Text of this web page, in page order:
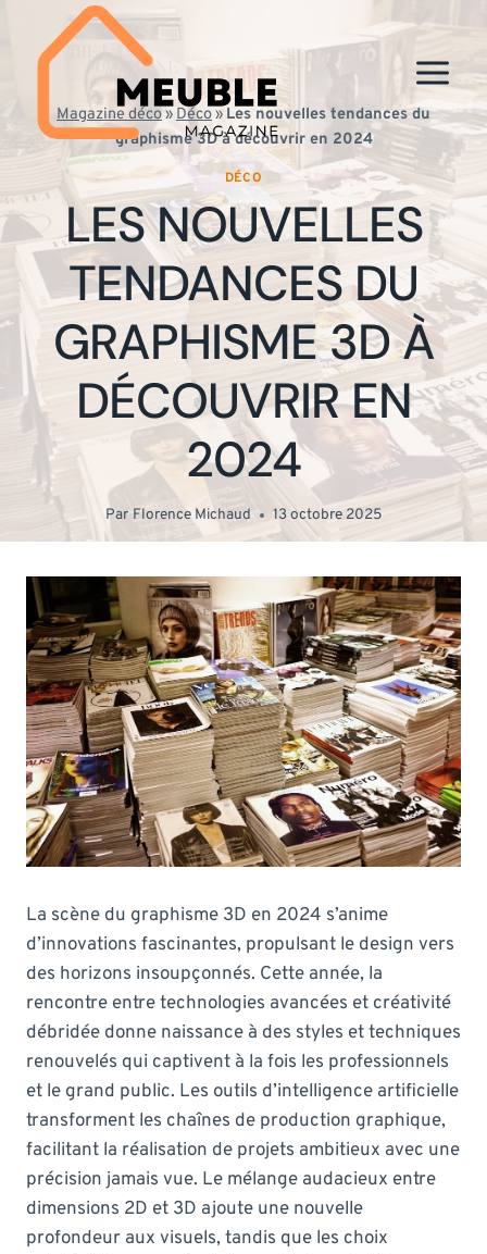
contenu
Magazine déco»Déco» Les nouvelles tendances du
graphisme 3D à découvrir en 2024
DÉCO
LES NOUVELLES
TENDANCES DU
GRAPHISME 3D À
DÉCOUVRIR EN
2024
Par Florence Michaud 13 octobre 2025
La scène du graphisme 3D en 2024 s’anime
d’innovations fascinantes, propulsant le design vers
des horizons insoupçonnés. Cette année, la
rencontre entre technologies avancées et créativité
débridée donne naissance à des styles et techniques
renouvelés qui captivent à la fois les professionnels
et le grand public. Les outils d’intelligence artificielle
transforment les chaînes de production graphique,
facilitant la réalisation de projets ambitieux avec une
précision jamais vue. Le mélange audacieux entre
dimensions 2D et 3D ajoute une nouvelle
profondeur aux visuels, tandis que les choix